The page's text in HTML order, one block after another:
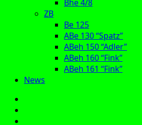
Bhe 4/8
ZB
Be 125
ABe 130 “Spatz”
ABeh 150 “Adler”
ABeh 160 “Fink”
ABeh 161 “Fink”
News